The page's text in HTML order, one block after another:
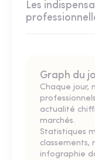
Les
Graph du
Chaque jour,
actualité
marchés.
Statistiques
classements,
infographie